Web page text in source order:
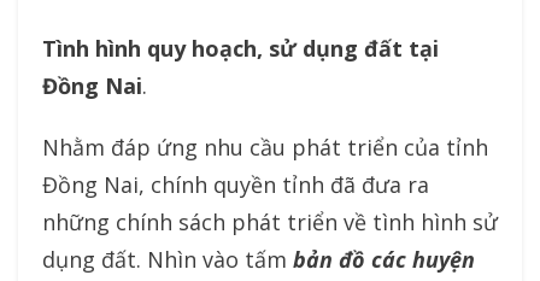
Tình hình quy hoạch, sử dụng đất tại
Đồng Nai.
Nhằm đáp ứng nhu cầu phát triển của tỉnh
Đồng Nai, chính quyền tỉnh đã đưa ra
những chính sách phát triển về tình hình sử
dụng đất. Nhìn vào tấm bản đồ các huyện